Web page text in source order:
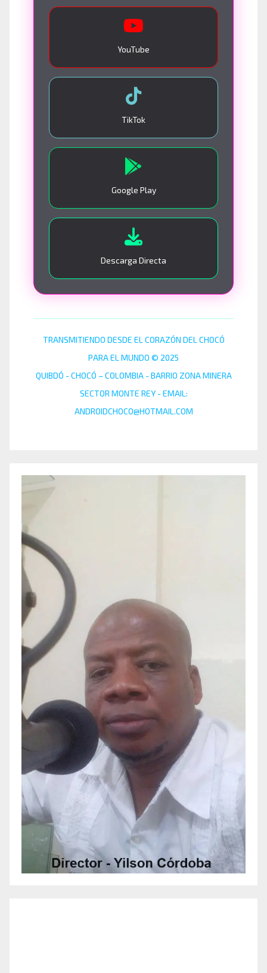
YouTube
TikTok
Google Play
Descarga Directa
TRANSMITIENDO DESDE EL CORAZÓN DEL CHOCÓ
PARA EL MUNDO © 2025
QUIBDÓ - CHOCÓ – COLOMBIA - BARRIO ZONA MINERA
SECTOR MONTE REY - EMAIL:
ANDROIDCHOCO@HOTMAIL.COM